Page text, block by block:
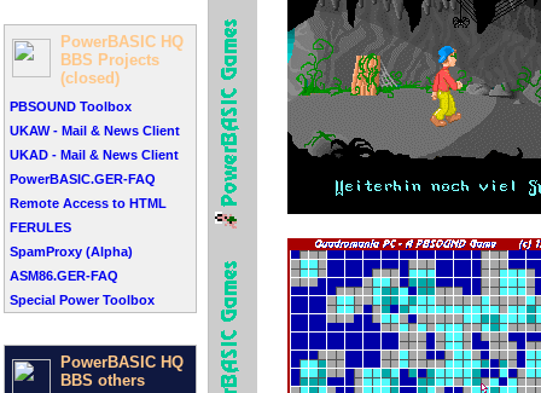
PowerBASIC HQ
BBS Projects
(closed)
PBSOUND Toolbox
UKAW - Mail & News Client
UKAD - Mail & News Client
PowerBASIC.GER-FAQ
Remote Access to HTML
FERULES
SpamProxy (Alpha)
ASM86.GER-FAQ
Special Power Toolbox
PowerBASIC HQ
BBS others